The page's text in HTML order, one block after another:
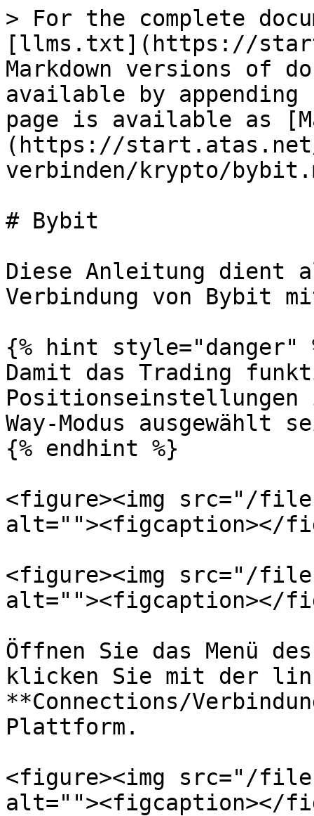
> For the complete
[llms.txt](https://
Markdown versions of
available by
page is available as
(https://
verbinden/krypto/
# Bybit
Diese Anleitung dient
Verbindung von Bybit
{% hint style="danger"
Damit das Trading
Positionseinstellungen
Way-Modus ausgewählt
{% endhint %}
<figure><img src="/files/
alt=""><figcaption></
<figure><img src="/files/
alt=""><figcaption></
Öffnen Sie das Menü
klicken Sie mit der
**Connections/
Plattform.
<figure><img src="/files/
alt=""><figcaption></